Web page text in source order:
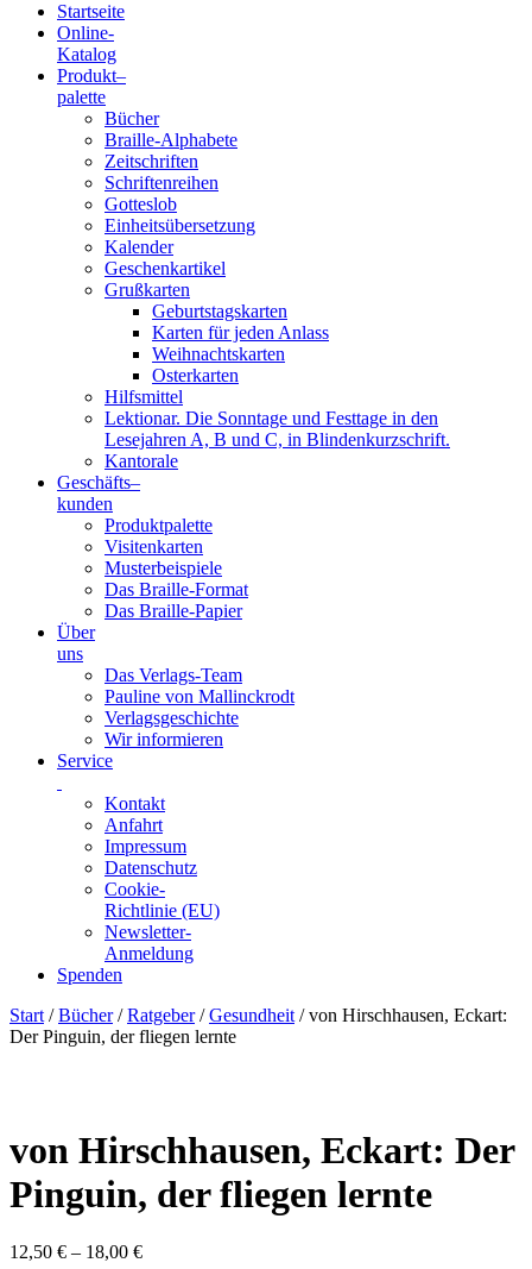
Blindenschrift-
Verlag
Druckerei
gGmbH
Startseite
Online-
Katalog
Produkt–
palette
Bücher
Braille-Alphabete
Zeitschriften
Schriftenreihen
Gotteslob
Einheitsübersetzung
Kalender
Geschenkartikel
Grußkarten
Geburtstagskarten
Karten für jeden Anlass
Weihnachtskarten
Osterkarten
Hilfsmittel
Lektionar. Die Sonntage und Festtage in den
Lesejahren A, B und C, in Blindenkurzschrift.
Kantorale
Geschäfts­–
kunden
Produktpalette
Visitenkarten
Musterbeispiele
Das Braille-Format
Das Braille-Papier
Über
uns
Das Verlags-Team
Pauline von Mallinckrodt
Verlagsgeschichte
Wir informieren
Service
Kontakt
Anfahrt
Impressum
Datenschutz
Cookie-
Richtlinie (EU)
Newsletter-
Anmeldung
Spenden
Skip
to
Start /Bücher/Ratgeber/Gesundheit / von Hirschhausen, Eckart:
Der Pinguin, der fliegen lernte
von Hirschhausen, Eckart: Der
Pinguin, der fliegen lernte
12,50 € – 18,00 €Preisspanne: